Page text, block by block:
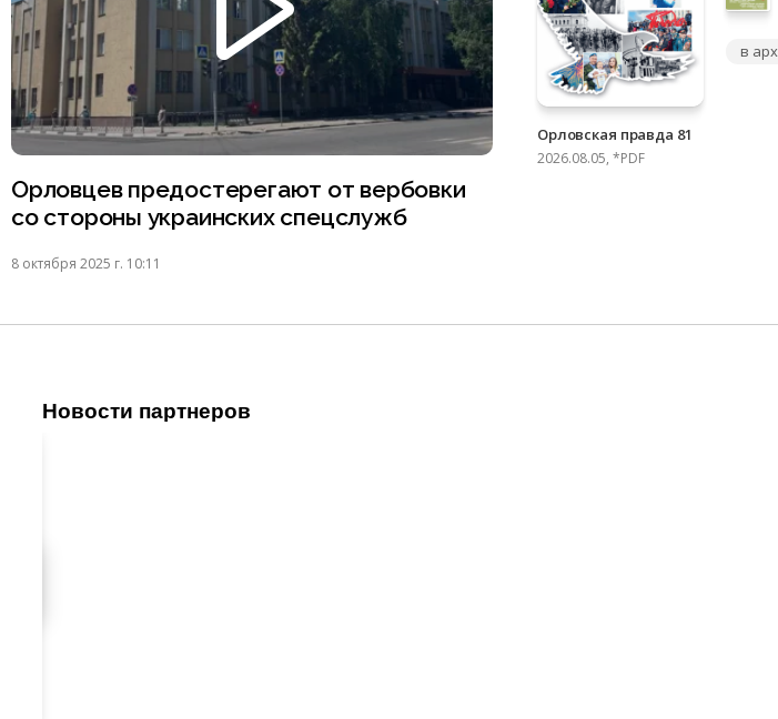
Орловцев предостерегают от вербовки
со стороны украинских спецслужб
8 октября 2025 г. 10:11
Орловская правда 81
2026.08.05, *PDF
в
Новости партнеров